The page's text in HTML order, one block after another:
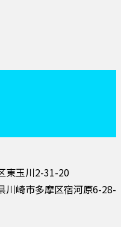
東玉川2-31-20
川崎市多摩区宿河原6-28-